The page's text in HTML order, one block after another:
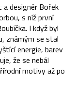
designér Bořek
s níž první
I když byl
známým se stal
energie, barev
že se nebál
motivy až po